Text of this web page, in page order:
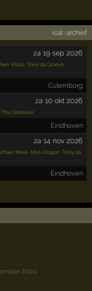
ical · archief
za 19 sep 2026
Vitalis ,Tony da Groove
Culemborg
za 10 okt 2026
,The Darkraver
Eindhoven
za 14 nov 2026
Mess Miss Dragon ,Tony da
Eindhoven
2020